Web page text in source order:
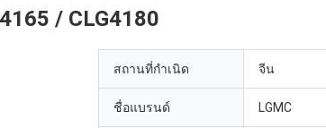
/ CLG4180
สถานที่กำเนิด จีน
ชื่อแบรนด์ LGMC